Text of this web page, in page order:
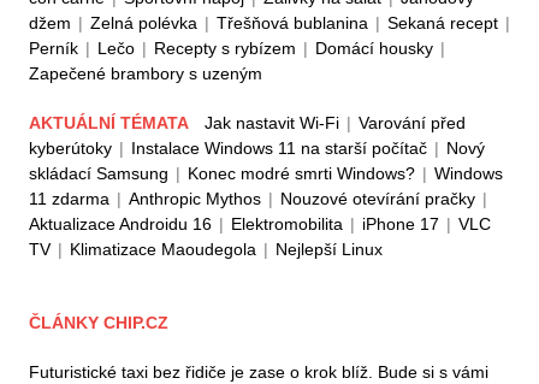
džem | Zelná polévka | Třešňová bublanina | Sekaná recept |
Perník | Lečo | Recepty s rybízem | Domácí housky |
Zapečené brambory s uzeným
AKTUÁLNÍ TÉMATA Jak nastavit Wi-Fi | Varování před
kyberútoky | Instalace Windows 11 na starší počítač | Nový
skládací Samsung | Konec modré smrti Windows? | Windows
11 zdarma | Anthropic Mythos | Nouzové otevírání pračky |
Aktualizace Androidu 16 | Elektromobilita | iPhone 17 | VLC
TV | Klimatizace Maoudegola | Nejlepší Linux
ČLÁNKY CHIP.CZ
Futuristické taxi bez řidiče je zase o krok blíž. Bude si s vámi